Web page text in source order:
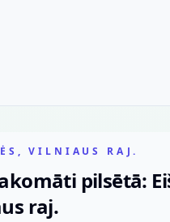
VILNIAUS RAJ.
pilsētā:
raj.